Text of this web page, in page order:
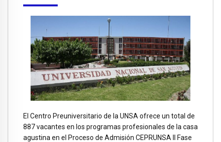
El Centro Preuniversitario de la UNSA ofrece un total de
887 vacantes en los programas profesionales de la casa
agustina en el Proceso de Admisión CEPRUNSA II Fase